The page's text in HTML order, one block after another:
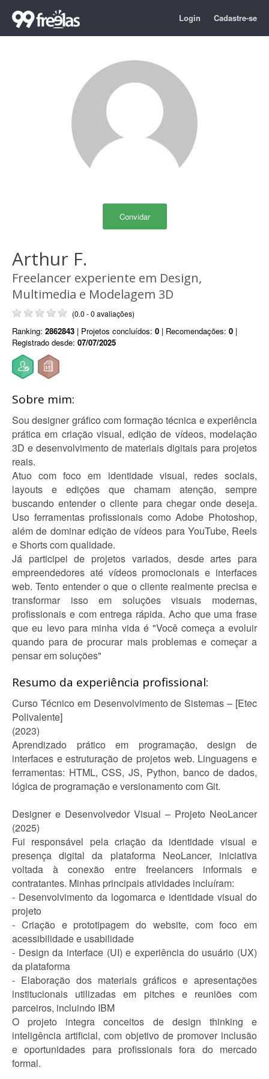
Login Cadastre-se
Convidar
Arthur F.
Freelancer experiente em Design,
Multimedia e Modelagem 3D
(0.0 - 0 avaliações)
Ranking: 2862843 | Projetos concluídos: 0 | Recomendações: 0 |
Registrado desde: 07/07/2025
Sobre mim:
Sou designer gráfico com formação técnica e experiência
prática em criação visual, edição de vídeos, modelação
3D e desenvolvimento de materiais digitais para projetos
reais.
Atuo com foco em identidade visual, redes sociais,
layouts e edições que chamam atenção, sempre
buscando entender o cliente para chegar onde deseja.
Uso ferramentas profissionais como Adobe Photoshop,
além de dominar edição de vídeos para YouTube, Reels
e Shorts com qualidade.
Já participei de projetos variados, desde artes para
empreendedores até vídeos promocionais e interfaces
web. Tento entender o que o cliente realmente precisa e
transformar isso em soluções visuais modernas,
profissionais e com entrega rápida. Acho que uma frase
que eu levo para minha vida é "Você começa a evoluir
quando para de procurar mais problemas e começar a
pensar em soluções"
Resumo da experiência profissional:
Curso Técnico em Desenvolvimento de Sistemas – [Etec
Polivalente]
(2023)
Aprendizado prático em programação, design de
interfaces e estruturação de projetos web. Linguagens e
ferramentas: HTML, CSS, JS, Python, banco de dados,
lógica de programação e versionamento com Git.
Designer e Desenvolvedor Visual – Projeto NeoLancer
(2025)
Fui responsável pela criação da identidade visual e
presença digital da plataforma NeoLancer, iniciativa
voltada à conexão entre freelancers informais e
contratantes. Minhas principais atividades incluíram:
- Desenvolvimento da logomarca e identidade visual do
projeto
- Criação e prototipagem do website, com foco em
acessibilidade e usabilidade
- Design da interface (UI) e experiência do usuário (UX)
da plataforma
- Elaboração dos materiais gráficos e apresentações
institucionais utilizadas em pitches e reuniões com
parceiros, incluindo IBM
O projeto integra conceitos de design thinking e
inteligência artificial, com objetivo de promover inclusão
e oportunidades para profissionais fora do mercado
formal.